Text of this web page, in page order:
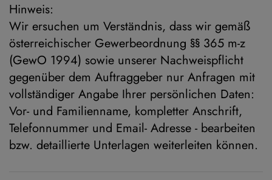
Hinweis:
Wir ersuchen um Verständnis, dass wir gemäß
österreichischer Gewerbeordnung §§ 365 m-z
(GewO 1994) sowie unserer Nachweispflicht
gegenüber dem Auftraggeber nur Anfragen mit
vollständiger Angabe Ihrer persönlichen Daten:
Vor- und Familienname, kompletter Anschrift,
Telefonnummer und Email- Adresse - bearbeiten
bzw. detaillierte Unterlagen weiterleiten können.